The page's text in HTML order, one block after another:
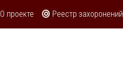
О проекте Реестр захоронений